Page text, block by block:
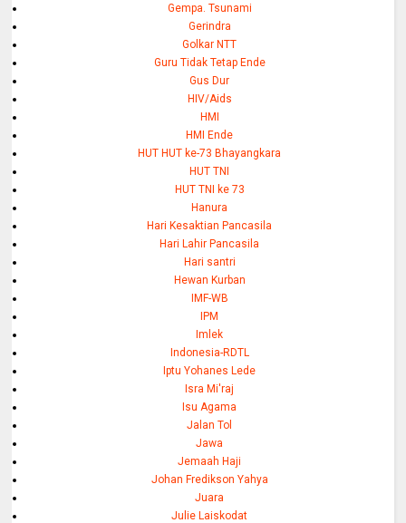
Gempa. Tsunami
Gerindra
Golkar NTT
Guru Tidak Tetap Ende
Gus Dur
HIV/Aids
HMI
HMI Ende
HUT HUT ke-73 Bhayangkara
HUT TNI
HUT TNI ke 73
Hanura
Hari Kesaktian Pancasila
Hari Lahir Pancasila
Hari santri
Hewan Kurban
IMF-WB
IPM
Imlek
Indonesia-RDTL
Iptu Yohanes Lede
Isra Mi'raj
Isu Agama
Jalan Tol
Jawa
Jemaah Haji
Johan Fredikson Yahya
Juara
Julie Laiskodat